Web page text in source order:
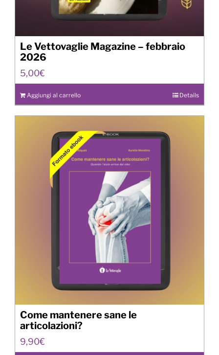
Le Vettovaglie Magazine – febbraio
2026
5,00€
Aggiungi al carrello Details
Come mantenere sane le
articolazioni?
9,90€